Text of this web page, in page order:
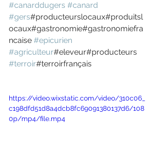
#canarddugers #canard
#gers#producteurslocaux#produitsl
ocaux#gastronomie#gastronomiefra
ncaise #epicurien
#agriculteur#eleveur#producteurs
#terroir#terroirfrançais
https://video.wixstatic.com/video/310c06_
c198dfd51d8a4dcb8fc69091380137d6/108
0p/mp4/file.mp4